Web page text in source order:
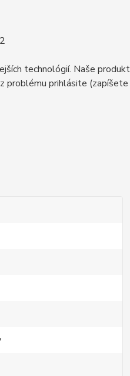
technológií. Naše
prihlásite